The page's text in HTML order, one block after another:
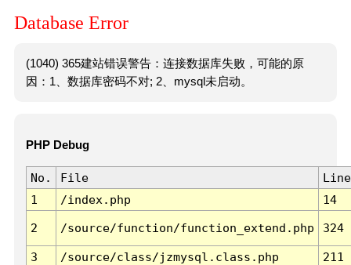
Database Error
(1040) 365建站错误警告：连接数据库失败，可能的原
因：1、数据库密码不对; 2、mysql未启动。
PHP Debug
No. File
Line
1
/index.php 14
2 /source/function/function_extend.php 324
3 /source/class/jzmysql.class.php
211